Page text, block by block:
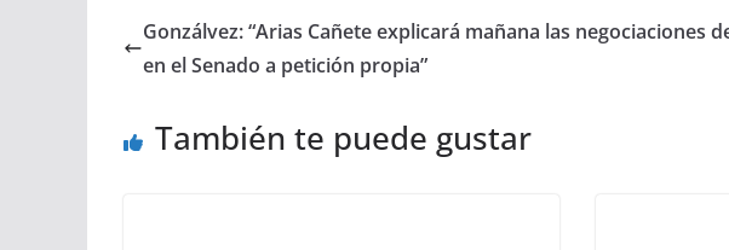
Gonzálvez: “Arias Cañete explicará mañana las negociaciones
en el Senado a petición propia”
También te puede gustar